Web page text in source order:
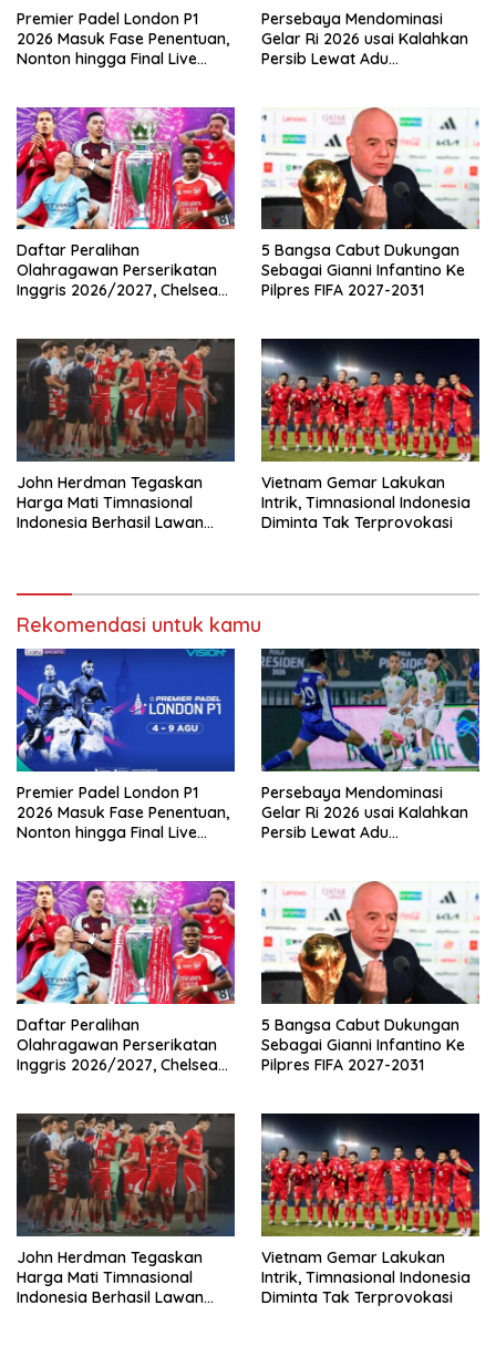
Premier Padel London P1
2026 Masuk Fase Penentuan,
Nonton hingga Final Live
Persebaya Mendominasi
Gelar Ri 2026 usai Kalahkan
Persib Lewat Adu
Daftar Peralihan
Olahragawan Perserikatan
Inggris 2026/2027, Chelsea
5 Bangsa Cabut Dukungan
Sebagai Gianni Infantino Ke
Pilpres FIFA 2027-2031
John Herdman Tegaskan
Harga Mati Timnasional
Indonesia Berhasil Lawan
Vietnam Gemar Lakukan
Intrik, Timnasional Indonesia
Diminta Tak Terprovokasi
Rekomendasi untuk kamu
Premier Padel London P1
2026 Masuk Fase Penentuan,
Nonton hingga Final Live
Persebaya Mendominasi
Gelar Ri 2026 usai Kalahkan
Persib Lewat Adu
Daftar Peralihan
Olahragawan Perserikatan
Inggris 2026/2027, Chelsea
5 Bangsa Cabut Dukungan
Sebagai Gianni Infantino Ke
Pilpres FIFA 2027-2031
John Herdman Tegaskan
Harga Mati Timnasional
Indonesia Berhasil Lawan
Vietnam Gemar Lakukan
Intrik, Timnasional Indonesia
Diminta Tak Terprovokasi